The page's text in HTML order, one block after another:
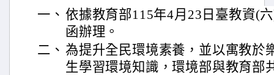
一、 依據教育部115年4月23日臺教資(
函辦理。
二、 為提升全民環境素養，並以寓教於
生學習環境知識，環境部與教育部